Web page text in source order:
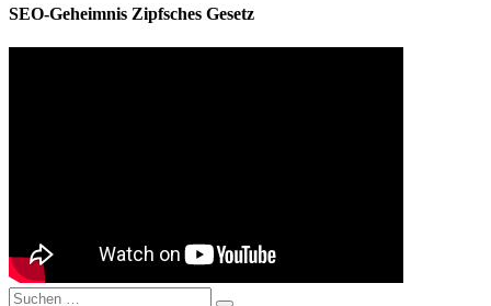
SEO-Geheimnis Zipfsches Gesetz
Suchen